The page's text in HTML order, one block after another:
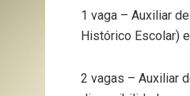
1 vaga – Auxiliar
Histórico Escolar)
2 vagas – Auxiliar